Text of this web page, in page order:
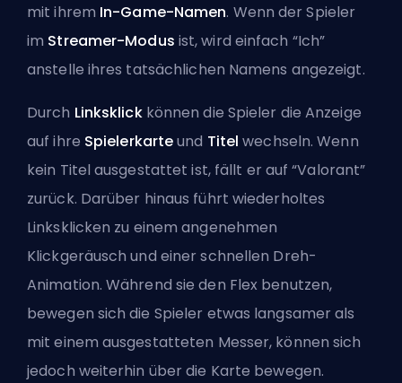
mit ihrem In-Game-Namen. Wenn der Spieler
im Streamer-Modus ist, wird einfach “Ich”
anstelle ihres tatsächlichen Namens angezeigt.
Durch Linksklickkönnen die Spieler die Anzeige
auf ihre Spielerkarteund Titel wechseln. Wenn
kein Titel ausgestattet ist, fällt er auf “Valorant”
zurück. Darüber hinaus führt wiederholtes
Linksklicken zu einem angenehmen
Klickgeräusch und einer schnellen Dreh-
Animation. Während sie den Flex benutzen,
bewegen sich die Spieler etwas langsamer als
mit einem ausgestatteten Messer, können sich
jedoch weiterhin über die Karte bewegen.